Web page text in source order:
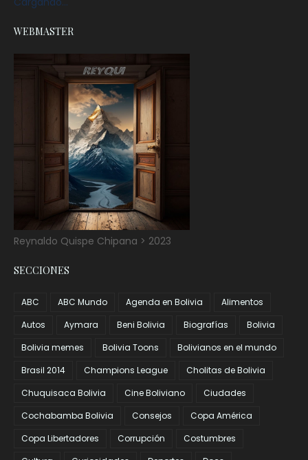
WEBMASTER
Reynaldo Quispe Chipana > 2023
SECCIONES
ABC ABC Mundo Agenda en Bolivia
Alimentos
Autos
Aymara Beni Bolivia Biografías
Bolivia
Bolivia memes
Bolivia Toons
Bolivianos en el mundo
Brasil 2014
Champions League
Cholitas de Bolivia
Chuquisaca Bolivia
Cine Boliviano
Ciudades
Cochabamba Bolivia
Consejos
Copa América
Copa Libertadores
Corrupción
Costumbres